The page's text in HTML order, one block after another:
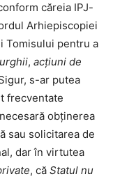
căreia IPJ-
Arhiepiscopiei
Tomisului pentru a
, acțiuni de
s-ar putea
frecventate
obținerea
sau solicitarea de
dar în virtutea
, că Statul nu